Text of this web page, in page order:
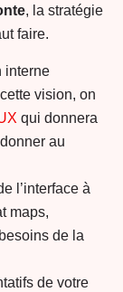
, la stratégie
faire.
interne
vision, on
qui donnera
au
l’interface à
maps,
de la
de votre